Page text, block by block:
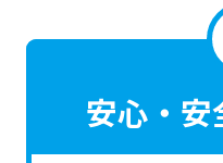
安心・